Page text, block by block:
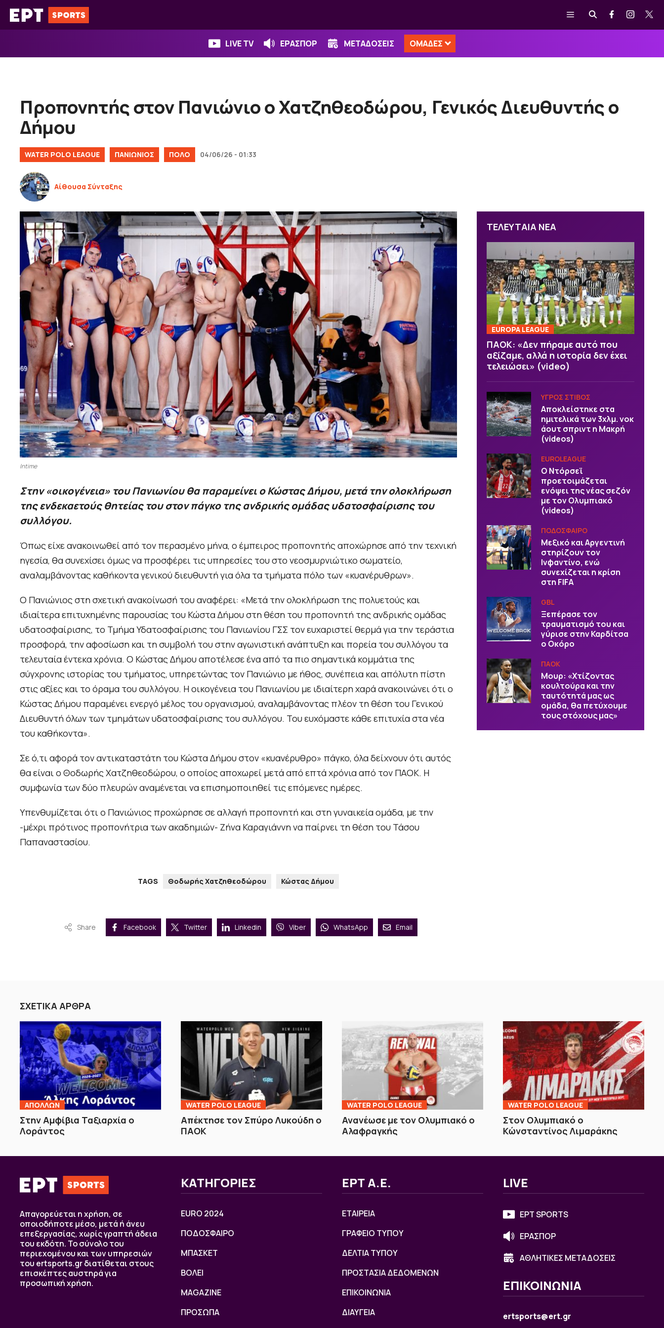
Μετάβαση
σε
Μενού
LIVE TV ΕΡΑΣΠΟΡ ΜΕΤΑΔΟΣΕΙΣ ΟΜΑΔΕΣ
Προπονητής στον Πανιώνιο ο Χατζηθεοδώρου, Γενικός Διευθυντής ο
Δήμου
WATER POLO LEAGUE ΠΑΝΙΩΝΙΟΣ ΠΟΛΟ 04/06/26 - 01:33
Αίθουσα Σύνταξης
Intime
Στην «οικογένεια» του Πανιωνίου θα παραμείνει ο Κώστας Δήμου, μετά την ολοκλήρωση
της ενδεκαετούς θητείας του στον πάγκο της ανδρικής ομάδας υδατοσφαίρισης του
συλλόγου.
Όπως είχε ανακοινωθεί από τον περασμένο μήνα, ο έμπειρος προπονητής αποχώρησε από την τεχνική
ηγεσία, θα συνεχίσει όμως να προσφέρει τις υπηρεσίες του στο νεοσμυρνιώτικο σωματείο,
αναλαμβάνοντας καθήκοντα γενικού διευθυντή για όλα τα τμήματα πόλο των «κυανέρυθρων».
Ο Πανιώνιος στη σχετική ανακοίνωσή του αναφέρει: «Μετά την ολοκλήρωση της πολυετούς και
ιδιαίτερα επιτυχημένης παρουσίας του Κώστα Δήμου στη θέση του προπονητή της ανδρικής ομάδας
υδατοσφαίρισης, το Τμήμα Υδατοσφαίρισης του Πανιωνίου ΓΣΣ τον ευχαριστεί θερμά για την τεράστια
προσφορά, την αφοσίωση και τη συμβολή του στην αγωνιστική ανάπτυξη και πορεία του συλλόγου τα
τελευταία έντεκα χρόνια. Ο Κώστας Δήμου αποτέλεσε ένα από τα πιο σημαντικά κομμάτια της
σύγχρονης ιστορίας του τμήματος, υπηρετώντας τον Πανιώνιο με ήθος, συνέπεια και απόλυτη πίστη
στις αξίες και το όραμα του συλλόγου. Η οικογένεια του Πανιωνίου με ιδιαίτερη χαρά ανακοινώνει ότι ο
Κώστας Δήμου παραμένει ενεργό μέλος του οργανισμού, αναλαμβάνοντας πλέον τη θέση του Γενικού
Διευθυντή όλων των τμημάτων υδατοσφαίρισης του συλλόγου. Του ευχόμαστε κάθε επιτυχία στα νέα
του καθήκοντα».
Σε ό,τι αφορά τον αντικαταστάτη του Κώστα Δήμου στον «κυανέρυθρο» πάγκο, όλα δείχνουν ότι αυτός
θα είναι ο Θοδωρής Χατζηθεοδώρου, ο οποίος αποχωρεί μετά από επτά χρόνια από τον ΠΑΟΚ. Η
συμφωνία των δύο πλευρών αναμένεται να επισημοποιηθεί τις επόμενες ημέρες.
Υπενθυμίζεται ότι ο Πανιώνιος προχώρησε σε αλλαγή προπονητή και στη γυναικεία ομάδα, με την
-μέχρι πρότινος προπονήτρια των ακαδημιών- Ζήνα Καραγιάννη να παίρνει τη θέση του Τάσου
Παπαναστασίου.
TAGS Θοδωρής Χατζηθεοδώρου Κώστας Δήμου
Share Facebook Twitter Linkedin Viber WhatsApp Email
ΤΕΛΕΥΤΑΙΑ ΝΕΑ
EUROPA LEAGUE
ΠΑΟΚ: «Δεν πήραμε αυτό που
αξίζαμε, αλλά η ιστορία δεν έχει
τελειώσει» (video)
ΥΓΡΟΣ ΣΤΙΒΟΣ
Αποκλείστηκε στα
ημιτελικά των 3χλμ. νοκ
άουτ σπριντ η Μακρή
(videos)
EUROLEAGUE
Ο Ντόρσεϊ
προετοιμάζεται
ενόψει της νέας σεζόν
με τον Ολυμπιακό
(videos)
ΠΟΔΟΣΦΑΙΡΟ
Μεξικό και Αργεντινή
στηρίζουν τον
Ινφαντίνο, ενώ
συνεχίζεται η κρίση
στη FIFA
GBL
Ξεπέρασε τον
τραυματισμό του και
γύρισε στην Καρδίτσα
ο Οκόρο
ΠΑΟΚ
Μουρ: «Χτίζοντας
κουλτούρα και την
ταυτότητά μας ως
ομάδα, θα πετύχουμε
τους στόχους μας»
ΣΧΕΤΙΚΑ ΑΡΘΡΑ
ΑΠΟΛΛΩΝ
Στην Αμφίβια Ταξιαρχία ο
Λοράντος
WATER POLO LEAGUE
Απέκτησε τον Σπύρο Λυκούδη ο
ΠΑΟΚ
WATER POLO LEAGUE
Ανανέωσε με τον Ολυμπιακό ο
Αλαφραγκής
WATER POLO LEAGUE
Στον Ολυμπιακό ο
Κώνσταντίνος Λιμαράκης
Απαγορεύεται η χρήση, σε
οποιοδήποτε μέσο, μετά ή άνευ
επεξεργασίας, χωρίς γραπτή άδεια
του εκδότη. Το σύνολο του
περιεχομένου και των υπηρεσιών
του ertsports.gr διατίθεται στους
επισκέπτες αυστηρά για
προσωπική χρήση.
ΚΑΤΗΓΟΡΙΕΣ
EURO 2024
ΠΟΔΟΣΦΑΙΡΟ
ΜΠΑΣΚΕΤ
ΒOΛΕΙ
MAGAZINE
ΠΡΟΣΩΠΑ
ΕΡΤ Α.Ε.
ΕΤΑΙΡΕΙΑ
ΓΡΑΦΕΙΟ ΤΥΠΟΥ
ΔΕΛΤΙΑ ΤΥΠΟΥ
ΠΡΟΣΤΑΣΙΑ ΔΕΔΟΜΕΝΩΝ
ΕΠΙΚΟΙΝΩΝΙΑ
ΔΙΑΥΓΕΙΑ
LIVE
ΕΡΤ SPORTS
ΕΡΑΣΠΟΡ
ΑΘΛΗΤΙΚΕΣ ΜΕΤΑΔΟΣΕΙΣ
ΕΠΙΚΟΙΝΩΝΙΑ
ertsports@ert.gr